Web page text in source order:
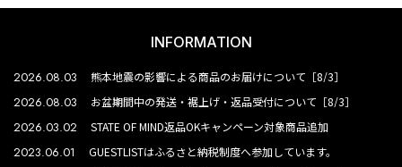
INFORMATION
2026.08.03 熊本地震の影響による商品のお届けについて［8/3］
2026.08.03 お盆期間中の発送・裾上げ・返品受付について［8/3］
2026.03.02 STATE OF MIND返品OKキャンペーン対象商品追加
2023.06.01 GUESTLISTはふるさと納税制度へ参加しています。